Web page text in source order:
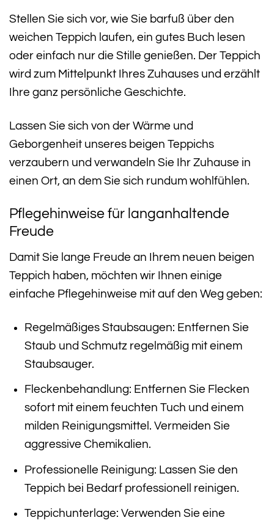
Stellen Sie sich vor, wie Sie barfuß über den
weichen Teppich laufen, ein gutes Buch lesen
oder einfach nur die Stille genießen. Der Teppich
wird zum Mittelpunkt Ihres Zuhauses und erzählt
Ihre ganz persönliche Geschichte.
Lassen Sie sich von der Wärme und
Geborgenheit unseres beigen Teppichs
verzaubern und verwandeln Sie Ihr Zuhause in
einen Ort, an dem Sie sich rundum wohlfühlen.
Pflegehinweise für langanhaltende
Freude
Damit Sie lange Freude an Ihrem neuen beigen
Teppich haben, möchten wir Ihnen einige
einfache Pflegehinweise mit auf den Weg geben:
Regelmäßiges Staubsaugen: Entfernen Sie
Staub und Schmutz regelmäßig mit einem
Staubsauger.
Fleckenbehandlung: Entfernen Sie Flecken
sofort mit einem feuchten Tuch und einem
milden Reinigungsmittel. Vermeiden Sie
aggressive Chemikalien.
Professionelle Reinigung: Lassen Sie den
Teppich bei Bedarf professionell reinigen.
Teppichunterlage: Verwenden Sie eine